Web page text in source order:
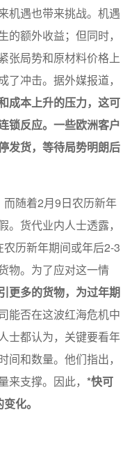
机遇也带来挑战。机遇
额外收益；但同时，
张局势和原材料价格上
冲击。据外媒报道，
成本上升的压力，这可
锁反应。一些欧洲客户
发货，等待局势明朗后
随着2月9日农历新年
货代业内人士透露，
历新年期间或年后2-3
物。为了应对这一情
更多的货物，为过年期
能否在这波红海危机中
士都认为，关键要看年
和数量。他们指出，
来支撑。因此， *快可
化。